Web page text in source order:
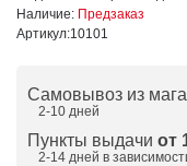
Наличие: Предзаказ
Артикул:10101
Самовывоз из
2-10 дней
Пункты выдачи от
2-14 дней в